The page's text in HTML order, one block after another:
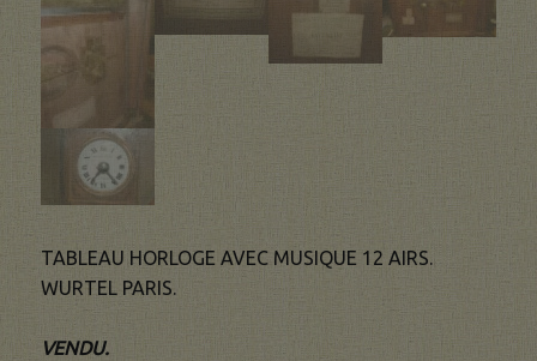
TABLEAU HORLOGE AVEC MUSIQUE 12 AIRS.
WURTEL PARIS.
VENDU.